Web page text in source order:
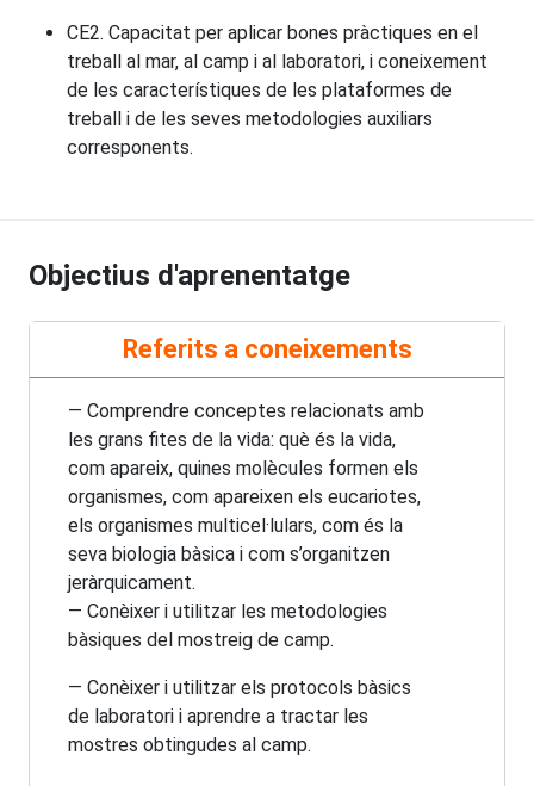
CE2. Capacitat per aplicar bones pràctiques en el
treball al mar, al camp i al laboratori, i coneixement
de les característiques de les plataformes de
treball i de les seves metodologies auxiliars
corresponents.
Objectius d'aprenentatge
Referits a coneixements
— Comprendre conceptes relacionats amb
les grans fites de la vida: què és la vida,
com apareix, quines molècules formen els
organismes, com apareixen els eucariotes,
els organismes multicel·lulars, com és la
seva biologia bàsica i com s’organitzen
jeràrquicament.
— Conèixer i utilitzar les metodologies
bàsiques del mostreig de camp.
— Conèixer i utilitzar els protocols bàsics
de laboratori i aprendre a tractar les
mostres obtingudes al camp.